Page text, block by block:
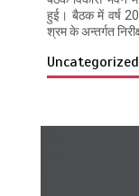
हुई। बैठक में वर्ष
श्रम के अन्तर्गत
Uncategorized